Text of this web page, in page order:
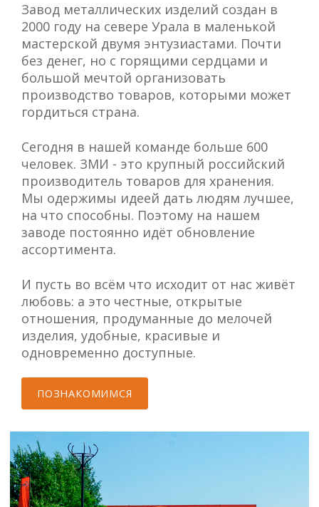
Завод металлических изделий создан в
2000 году на севере Урала в маленькой
мастерской двумя энтузиастами. Почти
без денег, но с горящими сердцами и
большой мечтой организовать
производство товаров, которыми может
гордиться страна.
Сегодня в нашей команде больше 600
человек. ЗМИ - это крупный российский
производитель товаров для хранения.
Мы одержимы идеей дать людям лучшее,
на что способны. Поэтому на нашем
заводе постоянно идёт обновление
ассортимента.
И пусть во всём что исходит от нас живёт
любовь: а это честные, открытые
отношения, продуманные до мелочей
изделия, удобные, красивые и
одновременно доступные.
ПОЗНАКОМИМСЯ